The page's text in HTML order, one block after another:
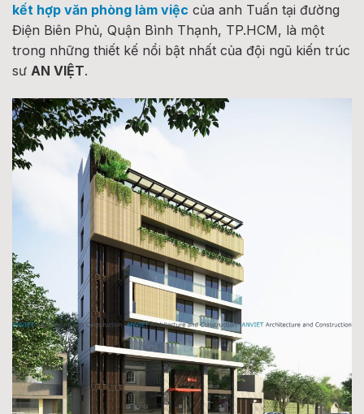
kết hợp văn phòng làm việc của anh Tuấn tại đường
Điện Biên Phủ, Quận Bình Thạnh, TP.HCM, là một
trong những thiết kế nổi bật nhất của đội ngũ kiến trúc
sư AN VIỆT.